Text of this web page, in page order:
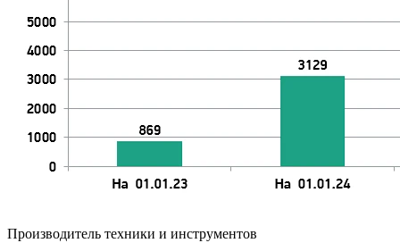
Производитель техники и инструментов